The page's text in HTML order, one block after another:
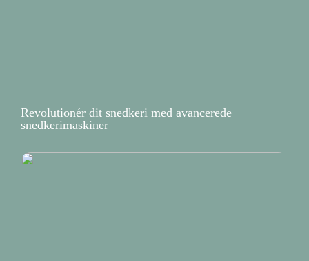
Revolutionér dit snedkeri med avancerede
snedkerimaskiner